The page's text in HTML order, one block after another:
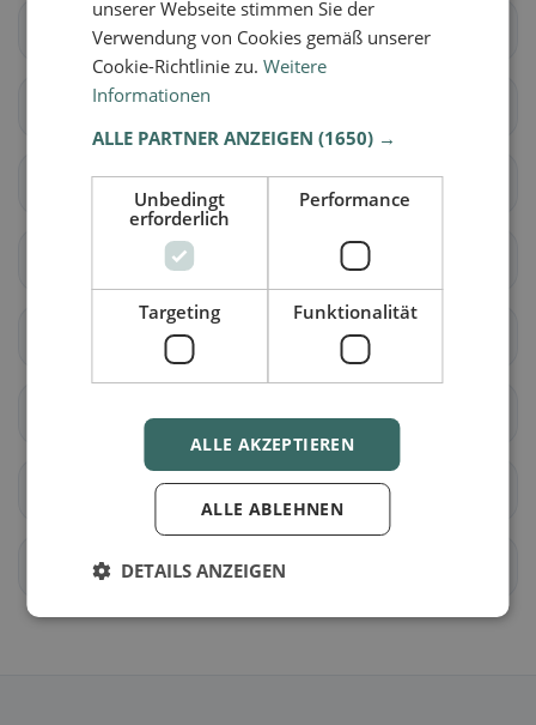
Großkirchheim Flattach
Gmünd in Kärnten
Heiligenblut am
Großglockner
Irschen
Lendorf
Malta
Millstatt am See Mörtschach
Oberdrauburg Obervellach
Radenthein
unserer Webseite stimmen Sie der
Verwendung von Cookies gemäß unserer
Cookie-Richtlinie zu.Weitere
Informationen
ALLE PARTNER ANZEIGEN(1650) →
Unbedingt
erforderlich
Performance
Targeting Funktionalität
ALLE AKZEPTIEREN
ALLE ABLEHNEN
DETAILS ANZEIGEN